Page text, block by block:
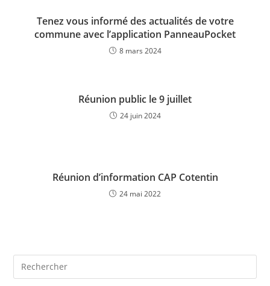
Tenez vous informé des actualités de votre
commune avec l’application PanneauPocket
8 mars 2024
Réunion public le 9 juillet
24 juin 2024
Réunion d’information CAP Cotentin
24 mai 2022